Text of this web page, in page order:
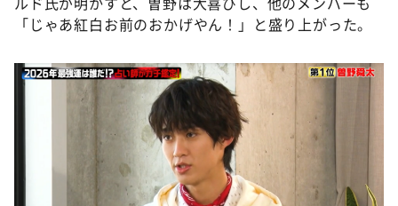
「じゃあ紅白お前のおかげやん！」と盛り上がった。